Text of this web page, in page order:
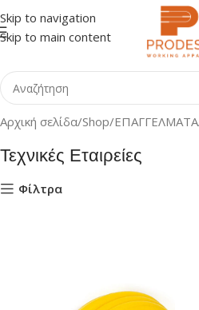
Skip to navigation
Skip to main content
Αρχική σελίδα Shop ΕΠΑΓΓΕΛΜΑΤΑ
Τεχνικές Εταιρείες
Φίλτρα